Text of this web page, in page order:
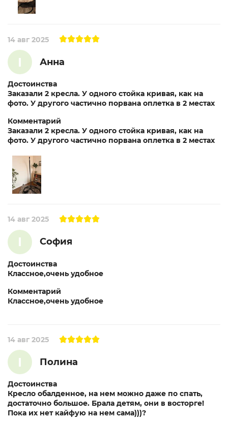
I Анна
14 авг 2025
Достоинства
Заказали 2 кресла. У одного стойка кривая, как на
фото. У другого частично порвана оплетка в 2 местах
Комментарий
Заказали 2 кресла. У одного стойка кривая, как на
фото. У другого частично порвана оплетка в 2 местах
I София
14 авг 2025
Достоинства
Классное,очень удобное
Комментарий
Классное,очень удобное
I Полина
14 авг 2025
Достоинства
Кресло обалденное, на нем можно даже по спать,
достаточно большое. Брала детям, они в восторге!
Пока их нет кайфую на нем сама)))?